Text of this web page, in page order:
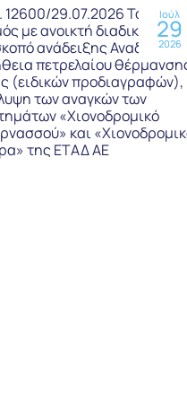
Ιούλ
29
2026
29.07.2026 Τακτικός
με ανοικτή διαδικασία,
ανάδειξης Αναδόχου για
πετρελαίου
(ειδικών προδιαγραφών),
των αναγκών των
«Χιονοδρομικό
και
της ΕΤΑΔ ΑΕ